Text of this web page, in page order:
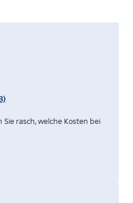
Sie rasch, welche Kosten bei